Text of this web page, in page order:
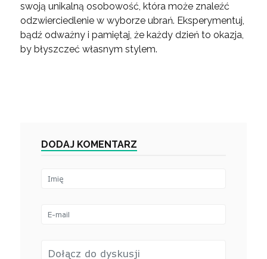
swoją unikalną osobowość, która może znaleźć
odzwierciedlenie w wyborze ubrań. Eksperymentuj,
bądź odważny i pamiętaj, że każdy dzień to okazja,
by błyszczeć własnym stylem.
DODAJ KOMENTARZ